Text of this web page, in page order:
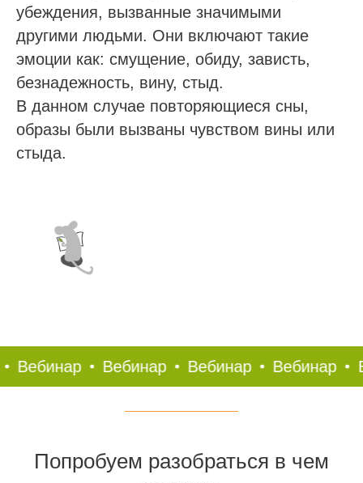
убеждения, вызванные значимыми
другими людьми. Они включают такие
эмоции как: смущение, обиду, зависть,
безнадежность, вину, стыд.
В данном случае повторяющиеся сны,
образы были вызваны чувством вины или
стыда.
Вебинар Вебинар Вебинар Вебинар
Попробуем разобраться в чем